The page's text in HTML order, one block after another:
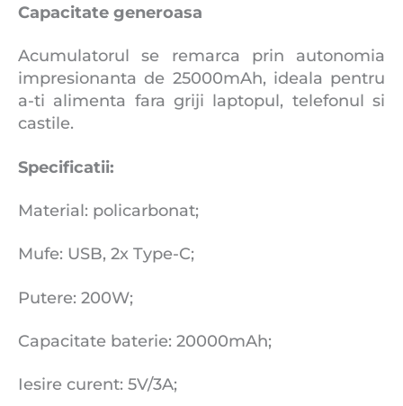
Capacitate generoasa
Acumulatorul se remarca prin autonomia
impresionanta de 25000mAh, ideala pentru
a-ti alimenta fara griji laptopul, telefonul si
castile.
Specificatii:
Material: policarbonat;
Mufe: USB, 2x Type-C;
Putere: 200W;
Capacitate baterie: 20000mAh;
Iesire curent: 5V/3A;